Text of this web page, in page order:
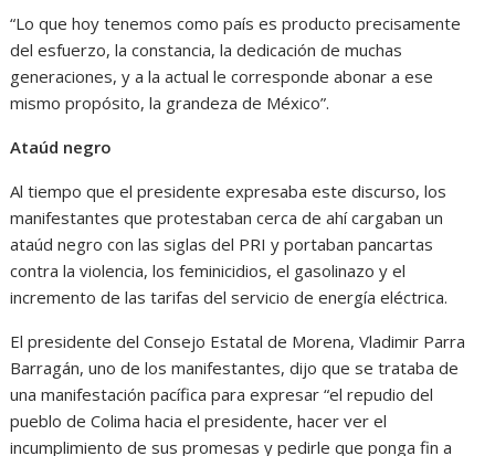
“Lo que hoy tenemos como país es producto precisamente
del esfuerzo, la constancia, la dedicación de muchas
generaciones, y a la actual le corresponde abonar a ese
mismo propósito, la grandeza de México”.
Ataúd negro
Al tiempo que el presidente expresaba este discurso, los
manifestantes que protestaban cerca de ahí cargaban un
ataúd negro con las siglas del PRI y portaban pancartas
contra la violencia, los feminicidios, el gasolinazo y el
incremento de las tarifas del servicio de energía eléctrica.
El presidente del Consejo Estatal de Morena, Vladimir Parra
Barragán, uno de los manifestantes, dijo que se trataba de
una manifestación pacífica para expresar “el repudio del
pueblo de Colima hacia el presidente, hacer ver el
incumplimiento de sus promesas y pedirle que ponga fin a